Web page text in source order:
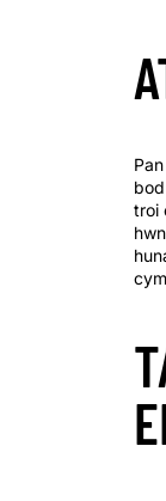
troi